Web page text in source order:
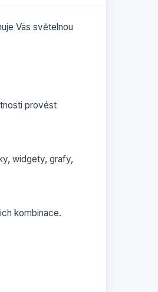
Vás světelnou
provést
widgety, grafy,
kombinace.